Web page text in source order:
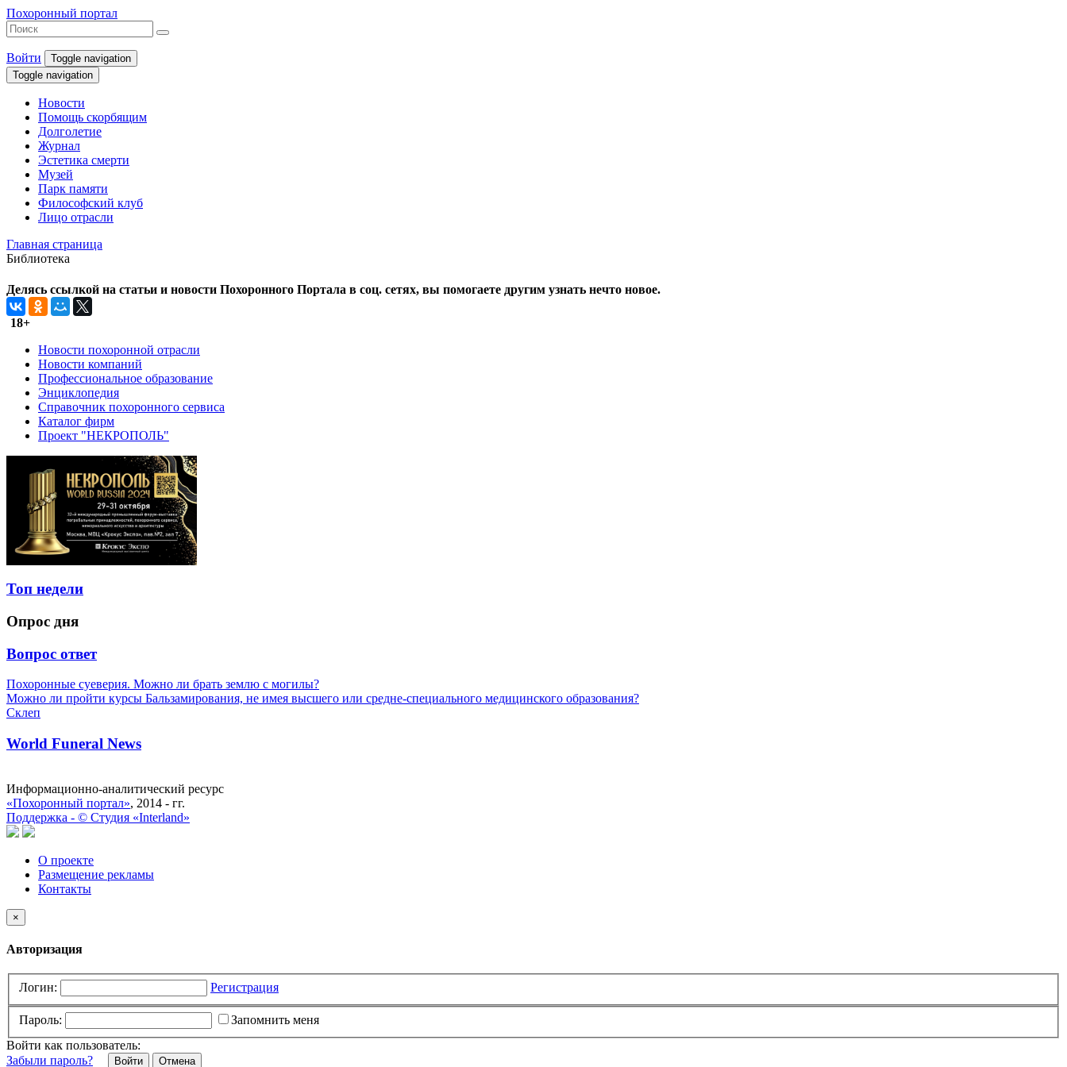
Похоронный портал
Войти
Toggle navigation
Toggle navigation
Новости
Помощь скорбящим
Долголетие
Журнал
Эстетика смерти
Музей
Парк памяти
Философский клуб
Лицо отрасли
Главная страница
Библиотека
Делясь ссылкой на статьи и новости Похоронного Портала в соц. сетях, вы помогаете другим узнать нечто новое.
18+
Новости похоронной отрасли
Новости компаний
Профессиональное образование
Энциклопедия
Справочник похоронного сервиса
Каталог фирм
Проект "НЕКРОПОЛЬ"
Топ недели
Опрос дня
Вопрос ответ
Похоронные суеверия. Можно ли брать землю с могилы?
Можно ли пройти курсы Бальзамирования, не имея высшего или средне-специального медицинского образования?
Склеп
World Funeral News
Информационно-аналитический ресурс
«Похоронный портал», 2014 - гг.
Поддержка - © Cтудия «Interland»
О проекте
Размещение рекламы
Контакты
×
Авторизация
Логин: Регистрация
Пароль:
Запомнить меня
Войти как пользователь:
Забыли пароль?
Отмена